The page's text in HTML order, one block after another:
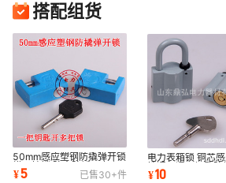
搭配组货
50mm感应塑钢防撬弹开锁
横开挂锁 防水防锈 一把钥
匙开多把锁
¥5 已售30+件
电力表箱锁 铜芯
性通开通用钥匙防
撬不生锈挂锁
¥10